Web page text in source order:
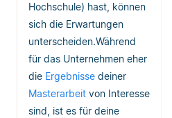
Hochschule) hast, können
sich die Erwartungen
unterscheiden.Während
für das Unternehmen eher
die Ergebnisse deiner
Masterarbeit von Interesse
sind, ist es für deine